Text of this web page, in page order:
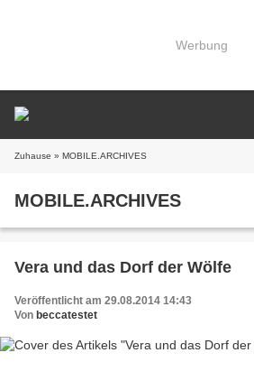
Werbung
Zuhause » MOBILE.ARCHIVES
MOBILE.ARCHIVES
Vera und das Dorf der Wölfe
Veröffentlicht am 29.08.2014 14:43
Von beccatestet